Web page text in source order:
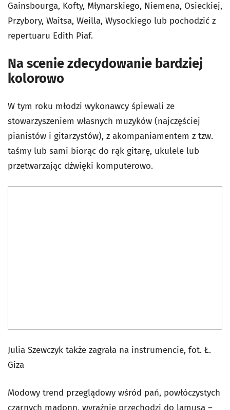
Gainsbourga, Kofty, Młynarskiego, Niemena, Osieckiej,
Przybory, Waitsa, Weilla, Wysockiego lub pochodzić z
repertuaru Edith Piaf.
Na scenie zdecydowanie bardziej
kolorowo
W tym roku młodzi wykonawcy śpiewali ze
stowarzyszeniem własnych muzyków (najczęściej
pianistów i gitarzystów), z akompaniamentem z tzw.
taśmy lub sami biorąc do rąk gitarę, ukulele lub
przetwarzając dźwięki komputerowo.
Julia Szewczyk także zagrała na instrumencie, fot. Ł.
Giza
Modowy trend przeglądowy wśród pań, powłóczystych